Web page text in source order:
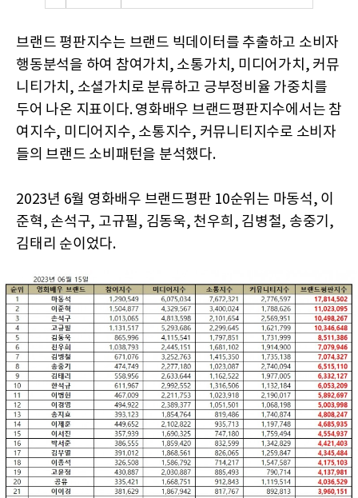
브랜드 평판지수는 브랜드 빅데이터를 추출하고 소비자
행동분석을 하여 참여가치, 소통가치, 미디어가치, 커뮤
니티가치, 소셜가치로 분류하고 긍부정비율 가중치를
두어 나온 지표이다. 영화배우 브랜드평판지수에서는 참
여지수, 미디어지수, 소통지수, 커뮤니티지수로 소비자
들의 브랜드 소비패턴을 분석했다.
2023년 6월 영화배우 브랜드평판 10순위는 마동석, 이
준혁, 손석구, 고규필, 김동욱, 천우희, 김병철, 송중기,
김태리 순이었다.